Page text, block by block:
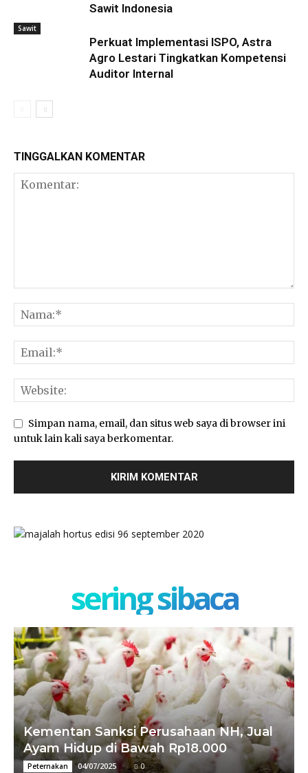
Sawit Indonesia
Sawit
Perkuat Implementasi ISPO, Astra
Agro Lestari Tingkatkan Kompetensi
Auditor Internal
TINGGALKAN KOMENTAR
Simpan nama, email, dan situs web saya di browser ini
untuk lain kali saya berkomentar.
sering sibaca
Kementan Sanksi Perusahaan NH, Jual
Ayam Hidup di Bawah Rp18.000
Peternakan 04/07/2025 0